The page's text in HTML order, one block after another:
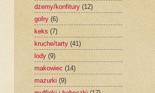
dżemy/konfitury (12)
gofry (6)
keks (7)
kruche/tarty (41)
lody (9)
makowiec (14)
mazurki (9)